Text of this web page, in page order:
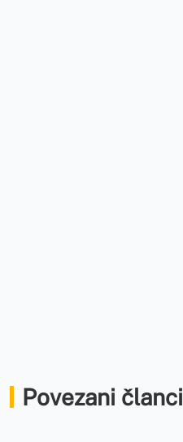
Povezani članci